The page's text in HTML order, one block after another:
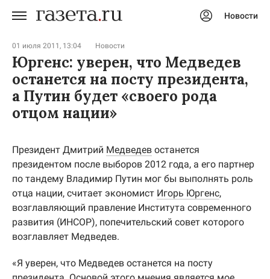
Новости
01 июля 2011, 13:04 Новости
Юргенс: уверен, что Медведев
останется на посту президента,
а Путин будет «своего рода
отцом нации»
Президент Дмитрий Медведев останется
президентом после выборов 2012 года, а его партнер
по тандему Владимир Путин мог бы выполнять роль
отца нации, считает экономист Игорь Юргенс,
возглавляющий правление Института современного
развития (ИНСОР), попечительский совет которого
возглавляет Медведев.
«Я уверен, что Медведев останется на посту